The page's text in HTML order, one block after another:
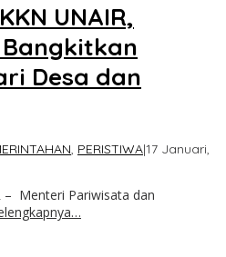
UNAIR,
Desa dan
, PERISTIWA|17 Januari,
– Menteri Pariwisata dan